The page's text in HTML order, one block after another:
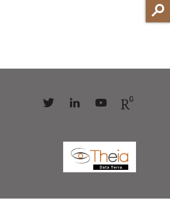
Follow Follow